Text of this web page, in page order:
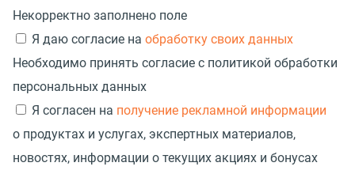
Некорректно заполнено поле
Я даю согласие на обработку своих данных
Необходимо принять согласие с политикой обработки
персональных данных
Я согласен на получение рекламной информации
о продуктах и услугах, экспертных материалов,
новостях, информации о текущих акциях и бонусах